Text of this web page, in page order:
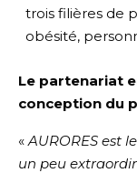
trois filières de
obésité,
Le partenariat
conception du
« AURORES est
un peu